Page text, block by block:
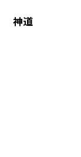
神道